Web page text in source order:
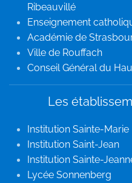
Ribeauvillé
Enseignement
Académie de
Ville de Rouffach
Conseil Général du
Les
Institution Sainte-Marie
Institution Saint-Jean
Institution Sainte-
Lycée Sonnenberg